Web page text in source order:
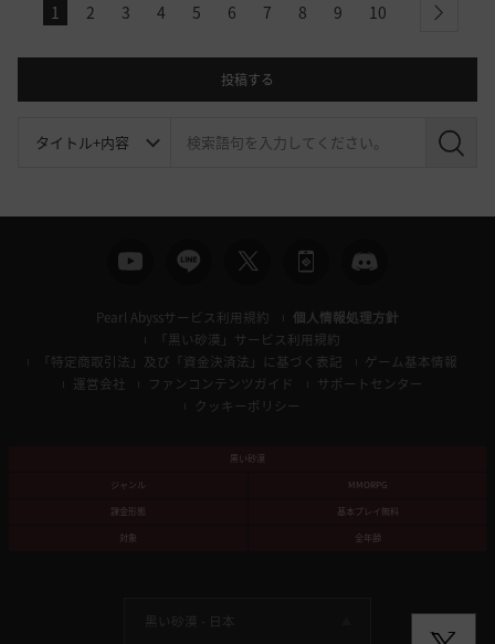
1 2 3 4 5 6 7 8 9 10 next
投稿する
検
Pearl Abyssサービス利用規約
個人情報処理方針
「黒い砂漠」サービス利用規約
「特定商取引法」及び「資金決済法」に基づく表記
ゲーム基本情報
運営会社
ファンコンテンツガイド
サポートセンター
クッキーポリシー
黒い砂漠
ジャンル
MMORPG
課金形態
基本プレイ無料
対象
全年齢
黒い砂漠 - 日本